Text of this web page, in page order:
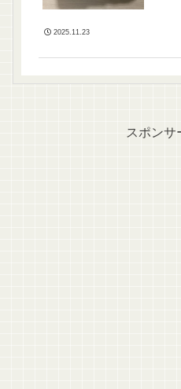
2025.11.23
スポンサ